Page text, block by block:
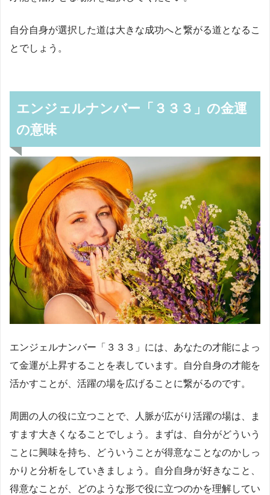
自分自身が選択した道は大きな成功へと繋がる道となるこ
とでしょう。
エンジェルナンバー「３３３」の金運
の意味
エンジェルナンバー「３３３」には、あなたの才能によっ
て金運が上昇することを表しています。自分自身の才能を
活かすことが、活躍の場を広げることに繋がるのです。
周囲の人の役に立つことで、人脈が広がり活躍の場は、ま
すます大きくなることでしょう。まずは、自分がどういう
ことに興味を持ち、どういうことが得意なことなのかしっ
かりと分析をしていきましょう。自分自身が好きなこと、
得意なことが、どのような形で役に立つのかを理解してい